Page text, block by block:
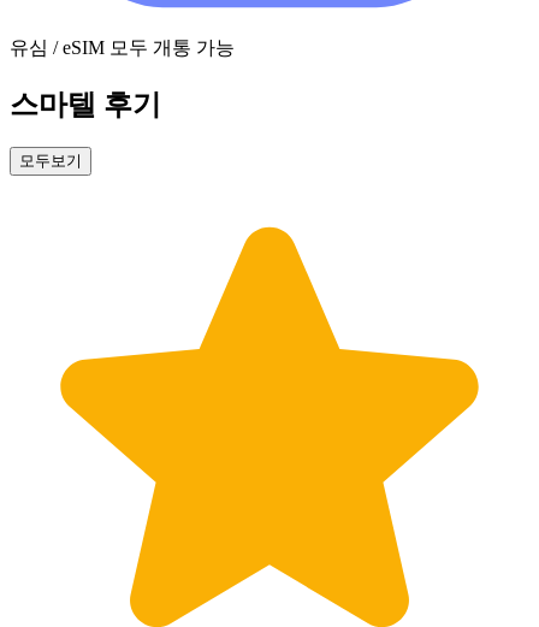
유심 / eSIM 모두 개통 가능
스마텔 후기
모두보기